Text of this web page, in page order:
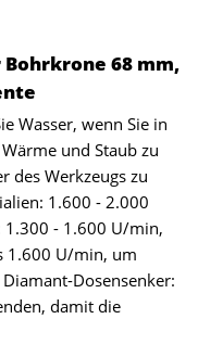
68 mm,
Wasser, wenn Sie in
und Staub zu
des Werkzeugs zu
1.600 - 2.000
- 1.600 U/min,
1.600 U/min, um
Dosensenker:
damit die